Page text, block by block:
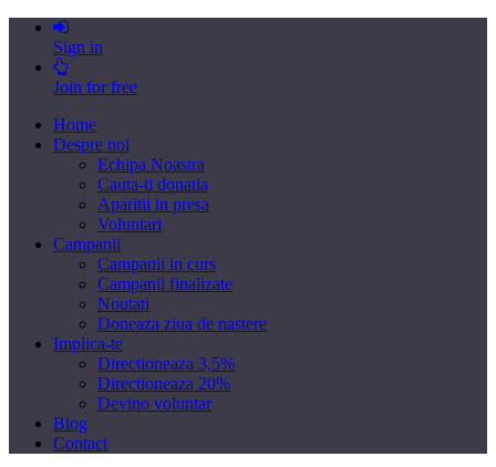
Sign in
Join for free
Home
Despre noi
Echipa Noastra
Cauta-ti donatia
Aparitii in presa
Voluntari
Campanii
Campanii in curs
Campanii finalizate
Noutati
Doneaza ziua de nastere
Implica-te
Directioneaza 3,5%
Directioneaza 20%
Devino voluntar
Blog
Contact